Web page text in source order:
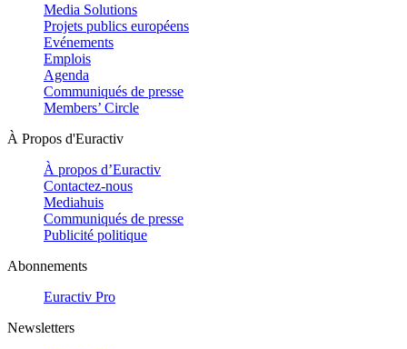
Media Solutions
Projets publics européens
Evénements
Emplois
Agenda
Communiqués de presse
Members’ Circle
À Propos d'Euractiv
À propos d’Euractiv
Contactez-nous
Mediahuis
Communiqués de presse
Publicité politique
Abonnements
Euractiv Pro
Newsletters